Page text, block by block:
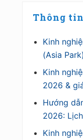
Thông
Kinh
(Asia
Kinh
2026 &
Hướng
2026:
Kinh